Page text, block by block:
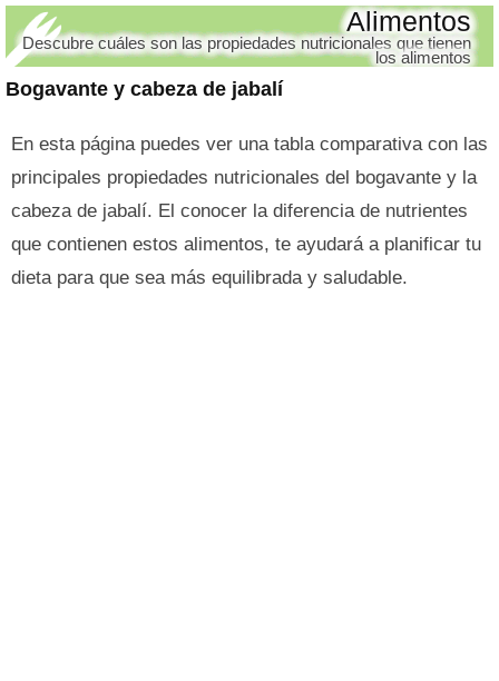
Bogavante y cabeza de jabalí
Alimentos
Descubre cuáles son las propiedades nutricionales que tienen
los alimentos
En esta página puedes ver una tabla comparativa con las
principales propiedades nutricionales del bogavante y la
cabeza de jabalí. El conocer la diferencia de nutrientes
que contienen estos alimentos, te ayudará a planificar tu
dieta para que sea más equilibrada y saludable.